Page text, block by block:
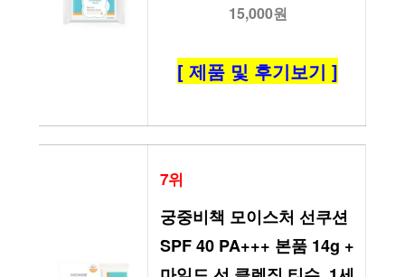
15,000원
[ 제품 및 후기보기 ]
7위
궁중비책 모이스처 선쿠션
SPF 40 PA+++ 본품 14g +